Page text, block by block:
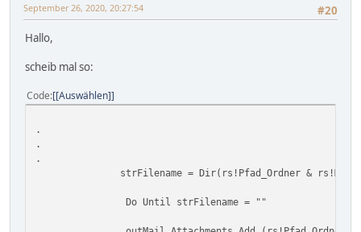
#20
September 26, 2020, 20:27:54
Hallo,
scheib mal so:
Code [Auswählen]
.
.
.
strFilename = Dir(rs!Pfad_Ordner &
Do Until strFilename = ""